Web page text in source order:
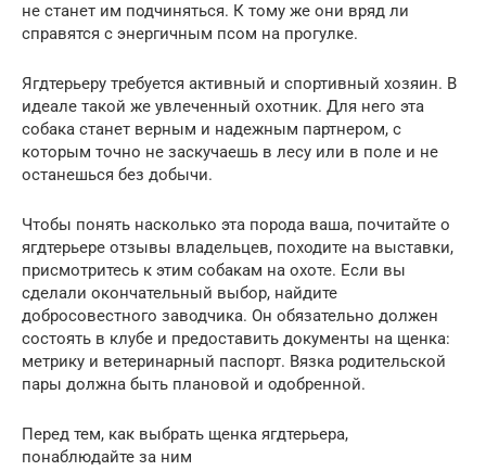
не станет им подчиняться. К тому же они вряд ли
справятся с энергичным псом на прогулке.
Ягдтерьеру требуется активный и спортивный хозяин. В
идеале такой же увлеченный охотник. Для него эта
собака станет верным и надежным партнером, с
которым точно не заскучаешь в лесу или в поле и не
останешься без добычи.
Чтобы понять насколько эта порода ваша, почитайте о
ягдтерьере отзывы владельцев, походите на выставки,
присмотритесь к этим собакам на охоте. Если вы
сделали окончательный выбор, найдите
добросовестного заводчика. Он обязательно должен
состоять в клубе и предоставить документы на щенка:
метрику и ветеринарный паспорт. Вязка родительской
пары должна быть плановой и одобренной.
Перед тем, как выбрать щенка ягдтерьера,
понаблюдайте за ним